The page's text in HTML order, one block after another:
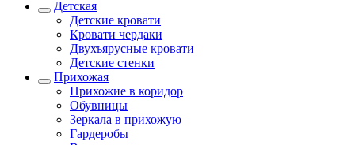
Детская
Детские кровати
Кровати чердаки
Двухъярусные кровати
Детские стенки
Прихожая
Прихожие в коридор
Обувницы
Зеркала в прихожую
Гардеробы